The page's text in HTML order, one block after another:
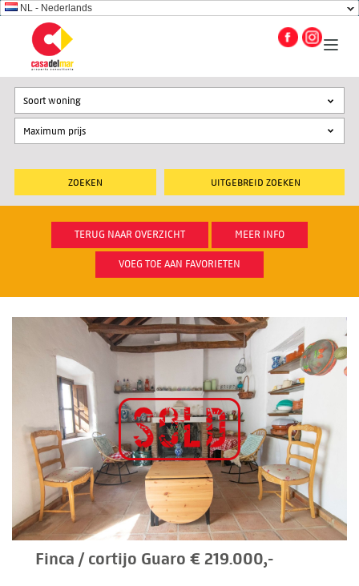
NL - Nederlands
UITGEBREID ZOEKEN
Soort woning
TERUG NAAR OVERZICHT MEER INFO
VOEG TOE AAN FAVORIETEN
Finca / cortijo Guaro € 219.000,-